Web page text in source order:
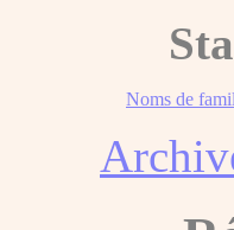
Noms de